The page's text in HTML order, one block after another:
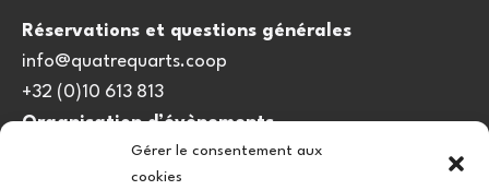
Gérer le consentement aux
cookies
Réservations et questions générales
info@quatrequarts.coop
+32 (0)10 613 813
Organisation d’évènements
viedulieu@quatrequarts.coop